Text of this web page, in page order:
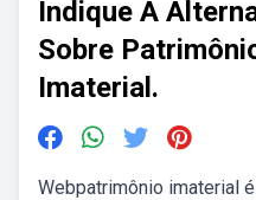
Indique A
Sobre
Imaterial.
Webpatrimônio imaterial